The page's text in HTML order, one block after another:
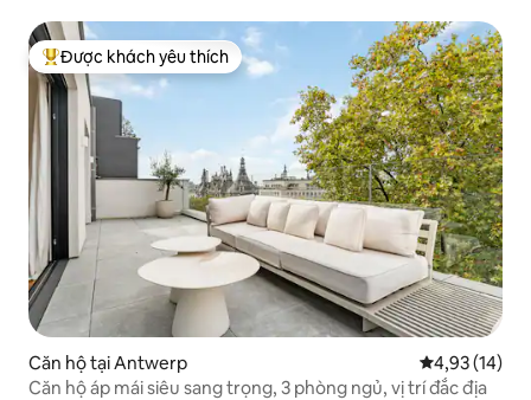
Được khách yêu thích nhất
Được khách yêu thích
Căn hộ tại Antwerp Xếp hạng
4,93 (14)
Căn hộ áp mái siêu sang trọng, 3 phòng ngủ, vị trí đắc địa